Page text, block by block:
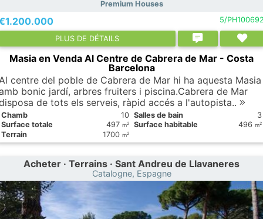
Premium Houses
5/
PLUS DE DÉTAILS
Masia en Venda Al Centre de Cabrera de Mar - Costa
Barcelona
centre del poble de Cabrera de Mar hi ha aquesta Masia
bonic jardí, arbres fruiters i piscina.Cabrera de Mar
de tots els serveis, ràpid accés a l'autopista..
Chamb 10 Salles de bain
3
Surface totale
497 m2 Surface habitable 496 m2
Terrain 1700 m2
Acheter · Terrains · Sant Andreu de Llavaneres
Catalogne, Espagne